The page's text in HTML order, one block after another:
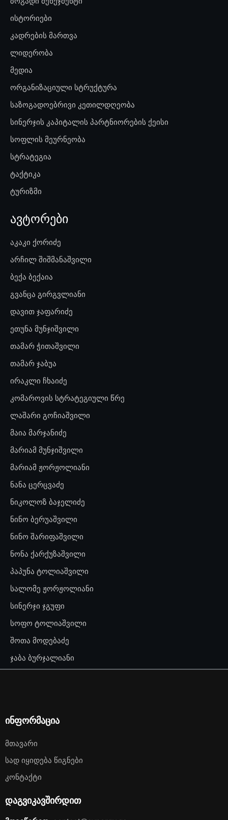
ისტორიები
კადრების მართვა
ლიდერობა
მედია
ორგანიზაციული სტრუქტურა
საზოგადოებრივი კეთილდღეობა
სინერჯის კაპიტალის პარტნიორების ქეისი
სოფლის მეურნეობა
სტრატეგია
ტაქტიკა
ტურიზმი
ავტორები
აკაკი ქორიძე
არჩილ შიშმანაშვილი
ბექა ბექაია
გვანცა გირგვლიანი
დავით ჯაფარიძე
ეთუნა მუნჯიშვილი
თამარ ჭითაშვილი
თამარ ჯაბუა
ირაკლი ჩხაიძე
კომაროვის სტრატეგიული წრე
ლაშარი გოჩიაშვილი
მაია მარჯანიძე
მარიამ მუნჯიშვილი
მარიამ ჟორჟოლიანი
ნანა ცერცვაძე
ნიკოლოზ ბაჯელიძე
ნინო ბერუაშვილი
ნინო შარიფაშვილი
ნონა ქარქუზაშვილი
პაპუნა ტოლიაშვილი
სალომე ჟორჟოლიანი
სინერჯი ჯგუფი
სოფო ტოლიაშვილი
შოთა მოდებაძე
ჯაბა ბურჯალიანი
ინფორმაცია
Მთავარი
Სად Იყიდება Წიგნები
Კონტაქტი
დაგვიკავშირდით